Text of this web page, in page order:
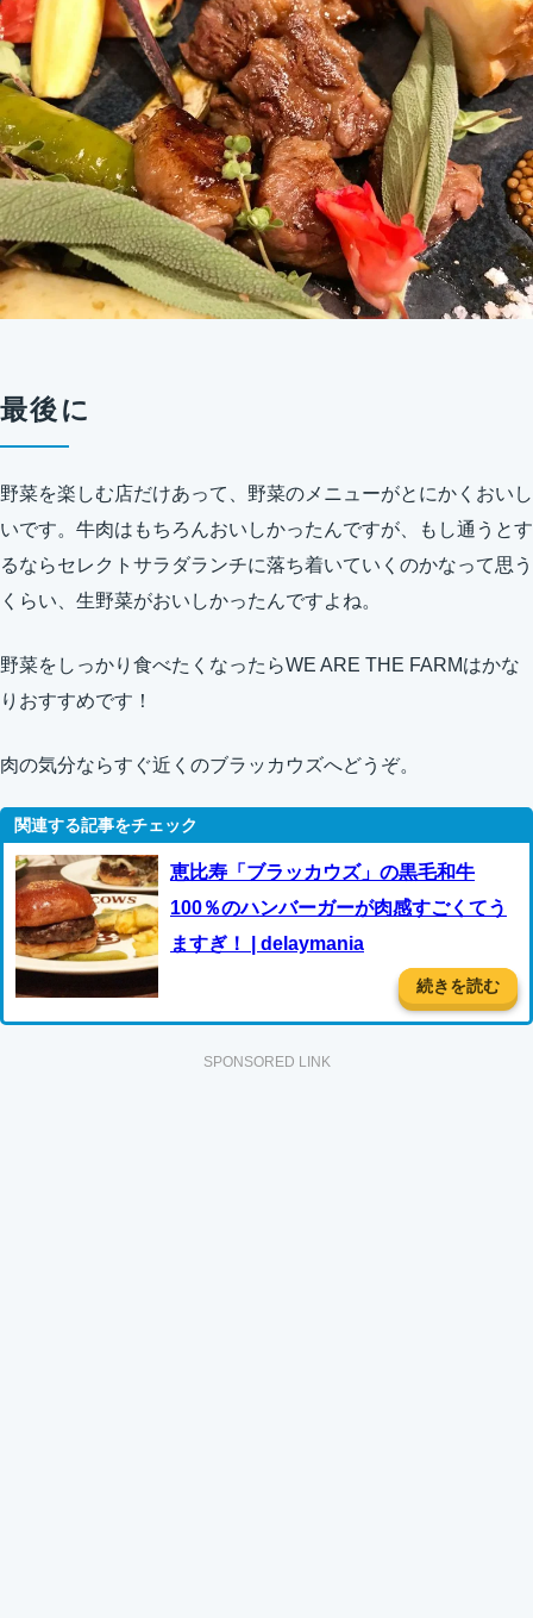
最後に
野菜を楽しむ店だけあって、野菜のメニューがとにかくおいし
いです。牛肉はもちろんおいしかったんですが、もし通うとす
るならセレクトサラダランチに落ち着いていくのかなって思う
くらい、生野菜がおいしかったんですよね。
野菜をしっかり食べたくなったらWE ARE THE FARMはかな
りおすすめです！
肉の気分ならすぐ近くのブラッカウズへどうぞ。
恵比寿「ブラッカウズ」の黒毛和牛
100％のハンバーガーが肉感すごくてう
ますぎ！ | delaymania
続きを読む
SPONSORED LINK